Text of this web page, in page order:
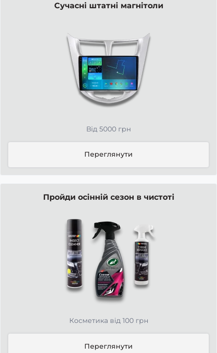
Сучасні штатні магнітоли
Від 5000 грн
Переглянути
Пройди осінній сезон в чистоті
Косметика від 100 грн
Переглянути